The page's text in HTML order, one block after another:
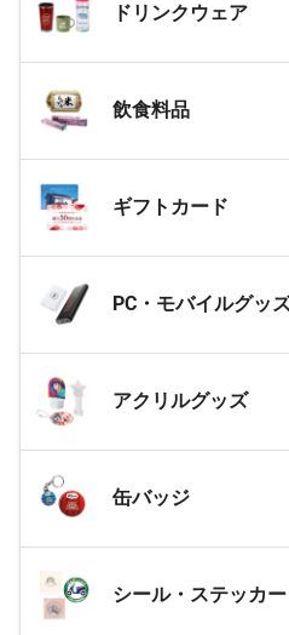
ドリンクウェア
飲食料品
ギフトカード
PC・モバイルグッ
アクリルグッズ
缶バッジ
シール・ステッカー